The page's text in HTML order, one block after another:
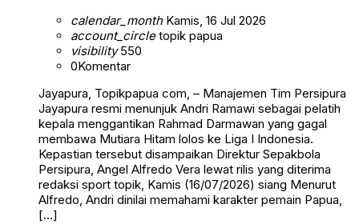
calendar_monthKamis, 16 Jul 2026
account_circletopik papua
visibility550
0Komentar
Jayapura, Topikpapua com, – Manajemen Tim Persipura
Jayapura resmi menunjuk Andri Ramawi sebagai pelatih
kepala menggantikan Rahmad Darmawan yang gagal
membawa Mutiara Hitam lolos ke Liga I Indonesia.
Kepastian tersebut disampaikan Direktur Sepakbola
Persipura, Angel Alfredo Vera lewat rilis yang diterima
redaksi sport topik, Kamis (16/07/2026) siang Menurut
Alfredo, Andri dinilai memahami karakter pemain Papua,
[…]